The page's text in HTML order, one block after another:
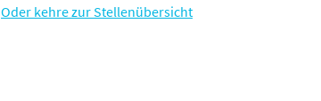
Oder kehre zur Stellenübersicht